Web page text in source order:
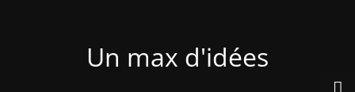
Un max d'idées